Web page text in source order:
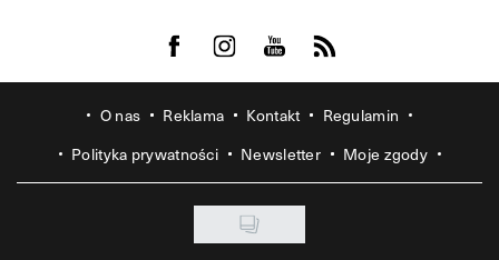
Visit us on Facebook
Visit us on Instagram
Visit us on Youtube
Visit us on Rss
O nas Reklama Kontakt
Regulamin
Polityka prywatności
Newsletter Moje zgody